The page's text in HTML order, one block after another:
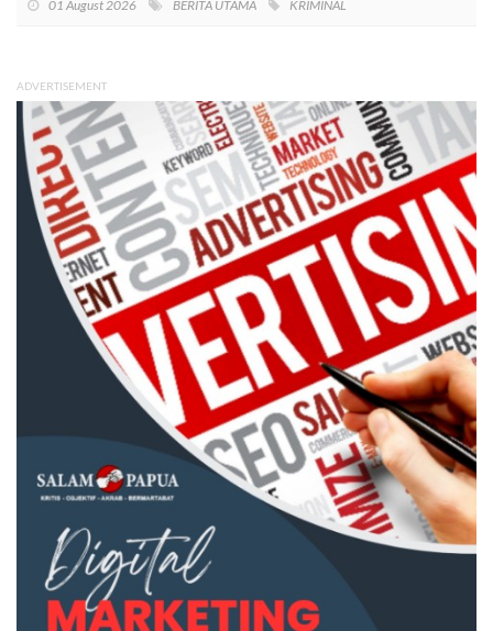
01 August 2026 BERITA UTAMA KRIMINAL
ADVERTISEMENT